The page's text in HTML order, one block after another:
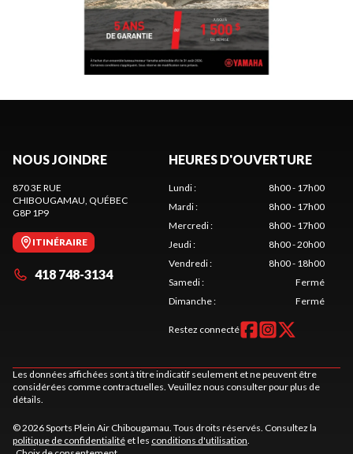
NOUS JOINDRE
870 3E RUE
CHIBOUGAMAU, QUÉBEC
G8P 1P9
ITINÉRAIRE
418 748-3134
HEURES D'OUVERTURE
Lundi:
8h00 - 17h00
Mardi:
8h00 - 17h00
Mercredi:
8h00 - 17h00
Jeudi:
8h00 - 20h00
Vendredi:
8h00 - 18h00
Samedi:
Fermé
Dimanche: Fermé
Restez connecté
Les données affichées sont à titre indicatif seulement et ne peuvent être
considérées comme contractuelles. Veuillez nous consulter pour plus de
détails.
© 2026 Sports Plein Air Chibougamau. Tous droits réservés. Consultez la
politique de confidentialité et les conditions d'utilisation.